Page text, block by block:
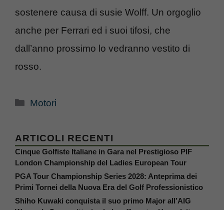
sostenere causa di susie Wolff. Un orgoglio
anche per Ferrari ed i suoi tifosi, che
dall’anno prossimo lo vedranno vestito di
rosso.
Categorie
Motori
ARTICOLI RECENTI
Cinque Golfiste Italiane in Gara nel Prestigioso PIF
London Championship del Ladies European Tour
PGA Tour Championship Series 2028: Anteprima dei
Primi Tornei della Nuova Era del Golf Professionistico
Shiho Kuwaki conquista il suo primo Major all’AIG